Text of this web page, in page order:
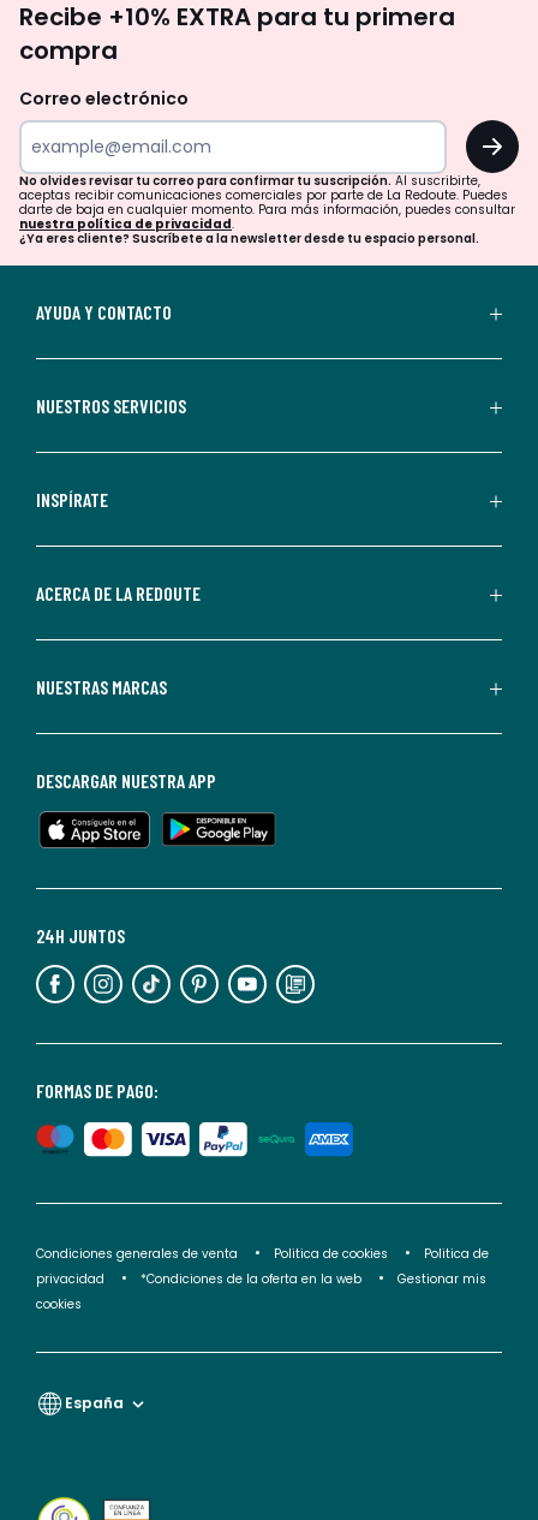
te
tu
para
confirmar
tu
suscripción.
aceptas
comerciales
personalizadas
parte
Redoute.
de
en
cualquier
Para
información,
puedes
de
privacidad</2>.
Recibe +10% EXTRA para tu primera
compra
Correo electrónico
OK
No olvides revisar tu correo para confirmar tu suscripción. Al suscribirte,
aceptas recibir comunicaciones comerciales por parte de La Redoute. Puedes
darte de baja en cualquier momento. Para más información, puedes consultar
nuestra política de privacidad.
¿Ya eres cliente? Suscríbete a la newsletter desde tu espacio personal.
AYUDA Y CONTACTO
NUESTROS SERVICIOS
INSPÍRATE
ACERCA DE LA REDOUTE
NUESTRAS MARCAS
FORMAS DE PAGO:
24H JUNTOS
DESCARGAR NUESTRA APP
Condiciones generales de venta Politica de cookies
Politica de
privacidad
*Condiciones de la oferta en la web
Gestionar mis
cookies
España